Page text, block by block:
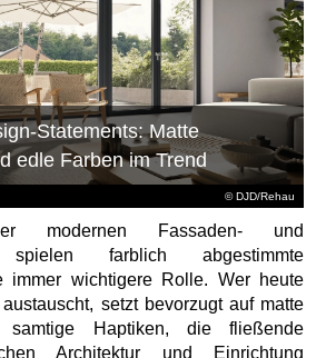
© DJD/Rehau
Statements: Matte
edle Farben im Trend
modernen Fassaden- und
spielen farblich abgestimmte
immer wichtigere Rolle. Wer heute
setzt bevorzugt auf matte
samtige Haptiken, die fließende
Architektur und Einrichtung